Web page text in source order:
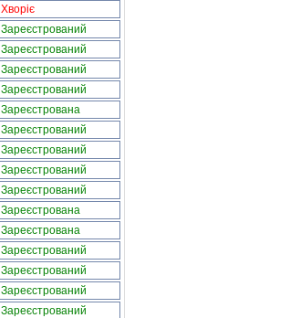
Хворіє
Зареєстрований
Зареєстрований
Зареєстрований
Зареєстрований
Зареєстрована
Зареєстрований
Зареєстрований
Зареєстрований
Зареєстрований
Зареєстрована
Зареєстрована
Зареєстрований
Зареєстрований
Зареєстрований
Зареєстрований